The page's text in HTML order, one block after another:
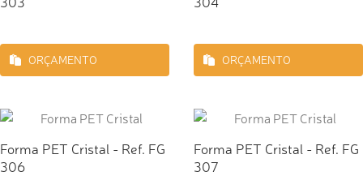
ORÇAMENTO ORÇAMENTO
Forma PET Cristal - Ref. FG
306
Forma PET Cristal - Ref. FG
307